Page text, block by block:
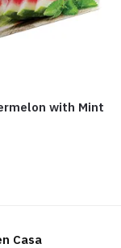
with Mint
Casa